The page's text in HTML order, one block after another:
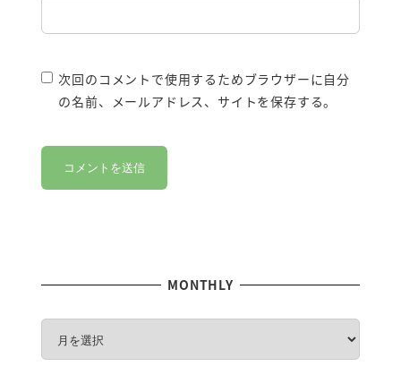
次回のコメントで使用するためブラウザーに自分
の名前、メールアドレス、サイトを保存する。
MONTHLY